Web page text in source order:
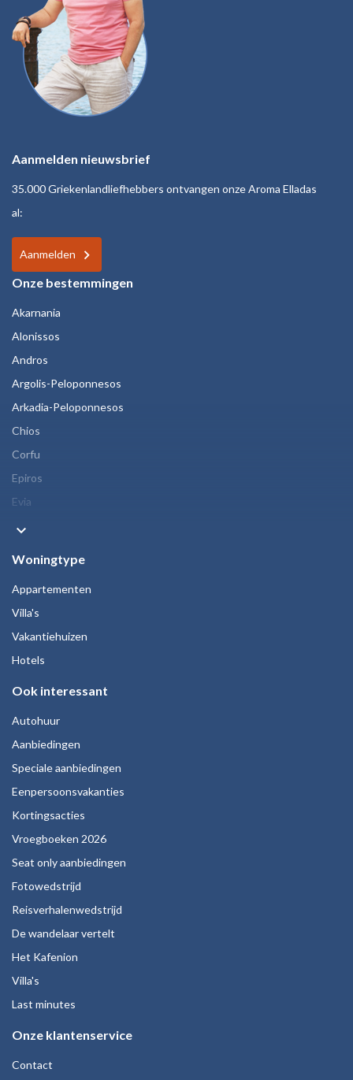
Aanmelden nieuwsbrief
35.000 Griekenlandliefhebbers ontvangen onze Aroma Elladas
al:
Aanmelden
Onze bestemmingen
Akarnania
Alonissos
Andros
Argolis-Peloponnesos
Arkadia-Peloponnesos
Chios
Corfu
Epiros
Evia
keyboard_arrow_down
Woningtype
Appartementen
Villa's
Vakantiehuizen
Hotels
Ook interessant
Autohuur
Aanbiedingen
Speciale aanbiedingen
Eenpersoonsvakanties
Kortingsacties
Vroegboeken 2026
Seat only aanbiedingen
Fotowedstrijd
Reisverhalenwedstrijd
De wandelaar vertelt
Het Kafenion
Villa's
Last minutes
Onze klantenservice
Contact